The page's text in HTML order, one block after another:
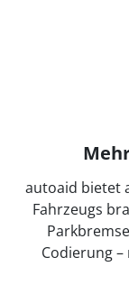
autoaid bietet
Fahrzeugs
Codierung